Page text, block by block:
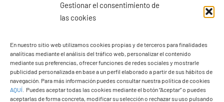
Gestionar el consentimiento de
las cookies
En nuestro sitio web utilizamos cookies propias y de terceros para finalidades
analíticas mediante el análisis del tráfico web, personalizar el contenido
mediante sus preferencias, ofrecer funciones de redes sociales y mostrarle
publicidad personalizada en base a un perfil elaborado a partir de sus hábitos de
navegación. Para más información puedes consultar nuestra política de cookies
AQUÍ
Puedes aceptar todas las cookies mediante el botón “Aceptar” o puedes
aceptarlas de forma concreta, modificar su selección o rechazar su uso pulsando
Ayuntamiento de Yaiza
Pza. de Los Remedios, 1
35570 – Yaiza
Tel:928 83 62 20